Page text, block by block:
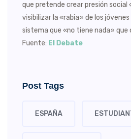
que pretende crear presión social
visibilizar la «rabia» de los
sistema que «no tiene nada» que
Fuente: El Debate
Post Tags
ESPAÑA